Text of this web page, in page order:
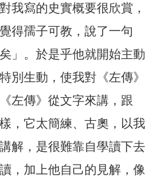
我寫的史實概要很欣賞，
得孺子可教，說了一句
」。於是乎他就開始主動
別生動，使我對《左傳》
左傳》從文字來講，跟
，它太簡練、古奧，以我
解，是很難靠自學讀下去
，加上他自己的見解，像